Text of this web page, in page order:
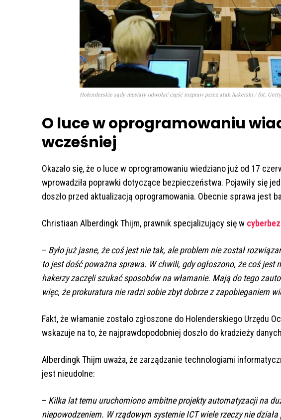
Holenderskie sądy musiały odwołać część rozpraw przez atak hakerski / fot.
O luce w oprogramowaniu
wcześniej
Okazało się, że o luce w oprogramowaniu wiedziano już od 17
wprowadziła poprawki dotyczące bezpieczeństwa. Pojawiły się
doszło przed aktualizacją oprogramowania. Obecnie sprawa jest
Christiaan Alberdingk Thijm, prawnik specjalizujący się w
– Było już jasne, że coś jest nie tak, ale problem nie został
to jest dość poważna sprawa. W chwili, gdy ogłoszono, że coś jest
hakerzy zaczęli szukać sposobów na włamanie. Mają do tego
więc, że prokuratura nie radzi sobie zbyt dobrze z zapobieganiem
Fakt, że włamanie zostało zgłoszone do Holenderskiego Urzędu
wskazuje na to, że najprawdopodobniej doszło do kradzieży
Alberdingk Thijm uważa, że zarządzanie technologiami
jest nieudolne:
– Kilka lat temu uruchomiono ambitne projekty automatyzacji na
niepowodzeniem. W rządowym systemie ICT wiele rzeczy nie działa